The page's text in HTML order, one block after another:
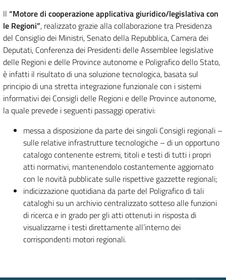
Il “Motore di cooperazione applicativa giuridico/legislativa con
le Regioni”, realizzato grazie alla collaborazione tra Presidenza
del Consiglio dei Ministri, Senato della Repubblica, Camera dei
Deputati, Conferenza dei Presidenti delle Assemblee legislative
delle Regioni e delle Province autonome e Poligrafico dello Stato,
è infatti il risultato di una soluzione tecnologica, basata sul
principio di una stretta integrazione funzionale con i sistemi
informativi dei Consigli delle Regioni e delle Province autonome,
la quale prevede i seguenti passaggi operativi:
messa a disposizione da parte dei singoli Consigli regionali –
sulle relative infrastrutture tecnologiche – di un opportuno
catalogo contenente estremi, titoli e testi di tutti i propri
atti normativi, mantenendolo costantemente aggiornato
con le novità pubblicate sulle rispettive gazzette regionali;
indicizzazione quotidiana da parte del Poligrafico di tali
cataloghi su un archivio centralizzato sotteso alle funzioni
di ricerca e in grado per gli atti ottenuti in risposta di
visualizzarne i testi direttamente all’interno dei
corrispondenti motori regionali.